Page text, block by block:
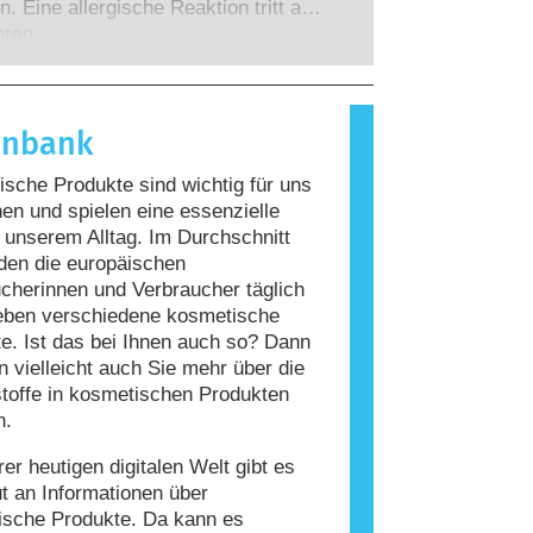
denen die Unternehmen
sind, decken alle
des Hormonsystems.
Eine allergische Reaktion tritt auf,
einer Person auf
Ein Stoff, der eine allergische
wird als Allergen
Kosmetika und
die bei manchen Menschen eine
können. Das bedeutet jedoch
das Produkt für andere Personen
ist.
Produkte sind wichtig für uns
und spielen eine essenzielle
unserem Alltag. Im Durchschnitt
die europäischen
und Verbraucher täglich
verschiedene kosmetische
Ist das bei Ihnen auch so? Dann
vielleicht auch Sie mehr über die
in kosmetischen Produkten
heutigen digitalen Welt gibt es
an Informationen über
Produkte. Da kann es